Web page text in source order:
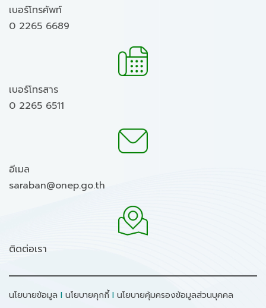
เบอร์โทรศัพท์
0 2265 6689
เบอร์โทรสาร
0 2265 6511
อีเมล
saraban@onep.go.th
ติดต่อเรา
นโยบายข้อมูล I นโยบายคุกกี้ I นโยบายคุ้มครองข้อมูลส่วนบุคคล